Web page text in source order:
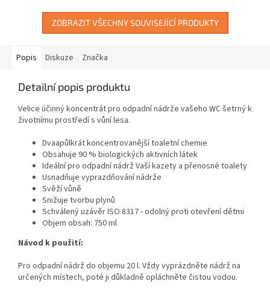
ZOBRAZIT VŠECHNY SOUVISEJÍCÍ PRODUKTY
Popis Diskuze Značka
Detailní popis produktu
Velice účinný koncentrát pro odpadní nádrže vašeho WC šetrný k
životnímu prostředí s vůní lesa.
Dvaapůlkrát koncentrovanější toaletní chemie
Obsahuje 90 % biologických aktivních látek
Ideální pro odpadní nádrž Vaší kazety a přenosné toalety
Usnadňuje vyprazdňování nádrže
Svěží vůně
Snižuje tvorbu plynů
Schválený uzávěr ISO 8317 - odolný proti otevření dětmi
Objem obsah: 750 ml
Návod k použití:
Pro odpadní nádrž do objemu 20 l. Vždy vyprázdněte nádrž na
určených místech, poté ji důkladně opláchněte čistou vodou.